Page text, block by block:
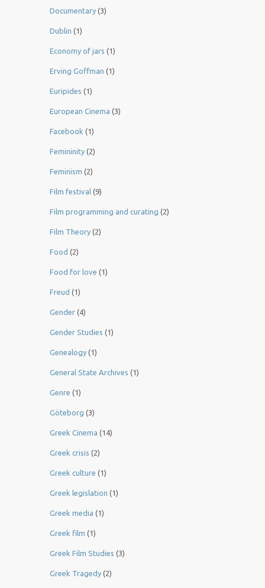
Documentary (3)
Dublin (1)
Economy of jars (1)
Erving Goffman (1)
Euripides (1)
European Cinema (3)
Facebook (1)
Femininity (2)
Feminism (2)
Film festival (9)
Film programming and curating (2)
Film Theory (2)
Food (2)
Food for love (1)
Freud (1)
Gender (4)
Gender Studies (1)
Genealogy (1)
General State Archives (1)
Genre (1)
Göteborg (3)
Greek Cinema (14)
Greek crisis (2)
Greek culture (1)
Greek legislation (1)
Greek media (1)
Greek film (1)
Greek Film Studies (3)
Greek Tragedy (2)